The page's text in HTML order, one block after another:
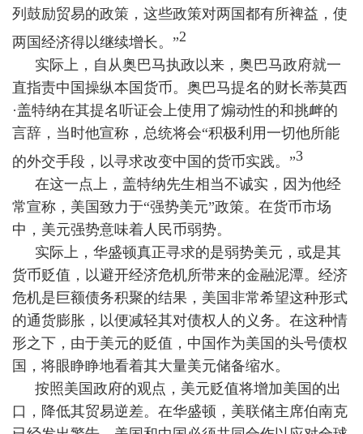
列鼓励贸易的政策，这些政策对两国都有所裨益，使
两国经济得以继续增长。”2
实际上，自从奥巴马执政以来，奥巴马政府就一
直指责中国操纵本国货币。奥巴马提名的财长蒂莫西
·盖特纳在其提名听证会上使用了煽动性的和挑衅的
言辞，当时他宣称，总统将会“积极利用一切他所能
的外交手段，以寻求改变中国的货币实践。”3
在这一点上，盖特纳先生相当不诚实，因为他经
常宣称，美国致力于“强势美元”政策。在货币市场
中，美元强势意味着人民币弱势。
实际上，华盛顿真正寻求的是弱势美元，或是其
货币贬值，以避开经济危机所带来的金融泥潭。经济
危机是巨额债务积聚的结果，美国非常希望这种形式
的通货膨胀，以便减轻其对债权人的义务。在这种情
形之下，由于美元的贬值，中国作为美国的头号债权
国，将眼睁睁地看着其大量美元储备缩水。
按照美国政府的观点，美元贬值将增加美国的出
口，降低其贸易逆差。在华盛顿，美联储主席伯南克